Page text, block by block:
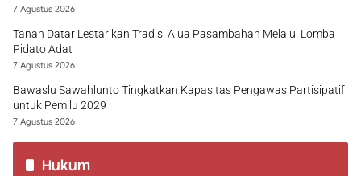
7 Agustus 2026
Tanah Datar Lestarikan Tradisi Alua Pasambahan Melalui Lomba
Pidato Adat
7 Agustus 2026
Bawaslu Sawahlunto Tingkatkan Kapasitas Pengawas Partisipatif
untuk Pemilu 2029
7 Agustus 2026
Hukum